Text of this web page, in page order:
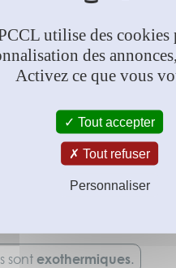
, les fissions libèrent de
circuit primaire. L'eau
l'état de vapeur pour
turbine, entraînant un
d'Énergie on/off
de l'énergie qui
sont exothermiques.
utilise des cookies
des
Activez ce que vous
Tout accepter
Tout refuser
Personnaliser